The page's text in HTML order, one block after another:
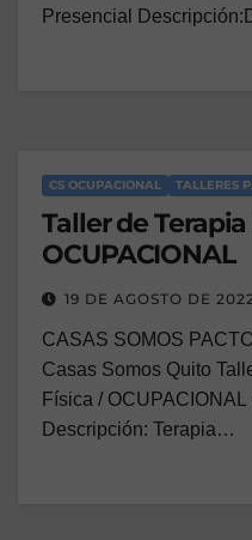
Presencial
CS OCUPACIONAL TALLERES
Taller de
OCUPACIONAL
19 DE AGOSTO DE
CASAS SOMOS
Casas Somos Quito
Física /
Descripción: Terapia…